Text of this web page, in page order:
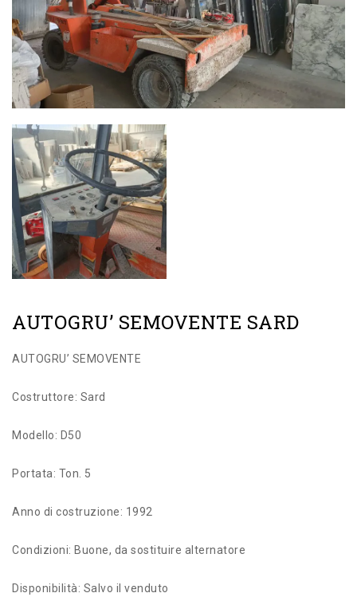
AUTOGRU’ SEMOVENTE SARD
AUTOGRU’ SEMOVENTE
Costruttore: Sard
Modello: D50
Portata: Ton. 5
Anno di costruzione: 1992
Condizioni: Buone, da sostituire alternatore
Disponibilità: Salvo il venduto